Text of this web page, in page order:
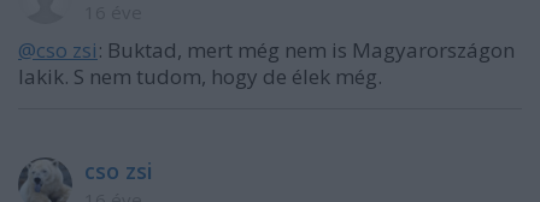
@cso zsi: Buktad, mert még nem is Magyarországon
lakik. S nem tudom, hogy de élek még.
cso zsi